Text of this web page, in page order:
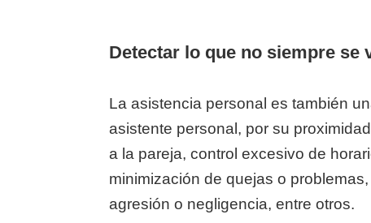
Detectar lo que no siempre se
La asistencia personal es también
asistente personal, por su
a la pareja, control excesivo de
minimización de quejas o
agresión o negligencia, entre otros.